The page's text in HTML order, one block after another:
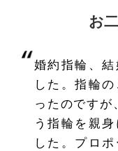
お
婚約指輪、
した。指輪
ったのですが
う指輪を親
した。プロ